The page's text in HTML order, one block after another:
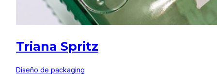
Triana Spritz
Diseño de packaging